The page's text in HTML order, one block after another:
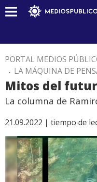
PORTAL MEDIOS
. LA MÁQUINA DE
Mitos del
La columna de
21.09.2022 | tiempo de